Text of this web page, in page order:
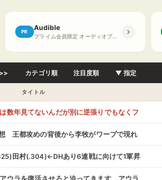
PR Audible
プライム会員限定 オーディオブック ・ 30日間無料体験
>> カテゴリ順 注目度順 ▼ 指定
タイトル
数年見てないんだが別に逆張りでもなくフ
王都攻めの背後から李牧がワープで現れ
田村(.304)←DHあり6連戦に向けて1軍昇